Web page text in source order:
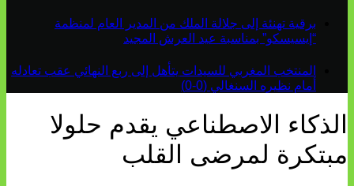
برقية تهنئة إلى جلالة الملك من المدير العام لمنظمة
“إيسيسكو” بمناسبة عيد العرش المجيد
المنتخب المغربي للسيدات يتأهل إلى ربع النهائي عقب تعادله
أمام نظيره السنغالي (0-0)
الذكاء الاصطناعي يقدم حلولا
مبتكرة لمرضى القلب